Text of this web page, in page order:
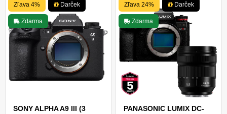
Zľava 4% Darček
Zdarma
SONY ALPHA A9 III (3
Zľava 24% Darček
Zdarma
PANASONIC LUMIX DC-